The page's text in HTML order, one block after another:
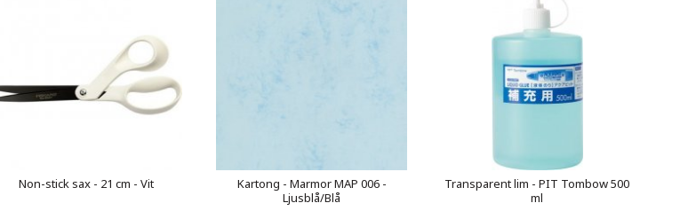
Non-stick sax - 21 cm - Vit
Kartong - Marmor MAP 006 -
Ljusblå/Blå
Transparent lim - PIT Tombow 500
ml